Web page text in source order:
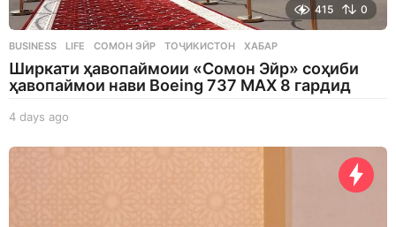
415 0
BUSINESS ,LIFE СОМОН ЭЙР ,ТОҶИКИСТОН ,ХАБАР
Ширкати ҳавопаймоии «Сомон Эйр» соҳиби
ҳавопаймои нави Boeing 737 MAX 8 гардид
4 days ago
a